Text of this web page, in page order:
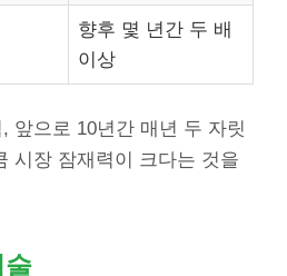
향후 몇 년간 두 배
이상
앞으로 10년간 매년 두 자릿
시장 잠재력이 크다는 것을
술